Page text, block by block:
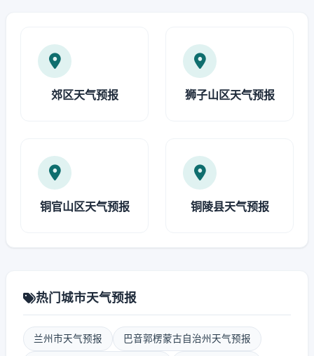
郊区天气预报 狮子山区天气预报
铜官山区天气预报 铜陵县天气预报
热门城市天气预报
兰州市天气预报 巴音郭楞蒙古自治州天气预报